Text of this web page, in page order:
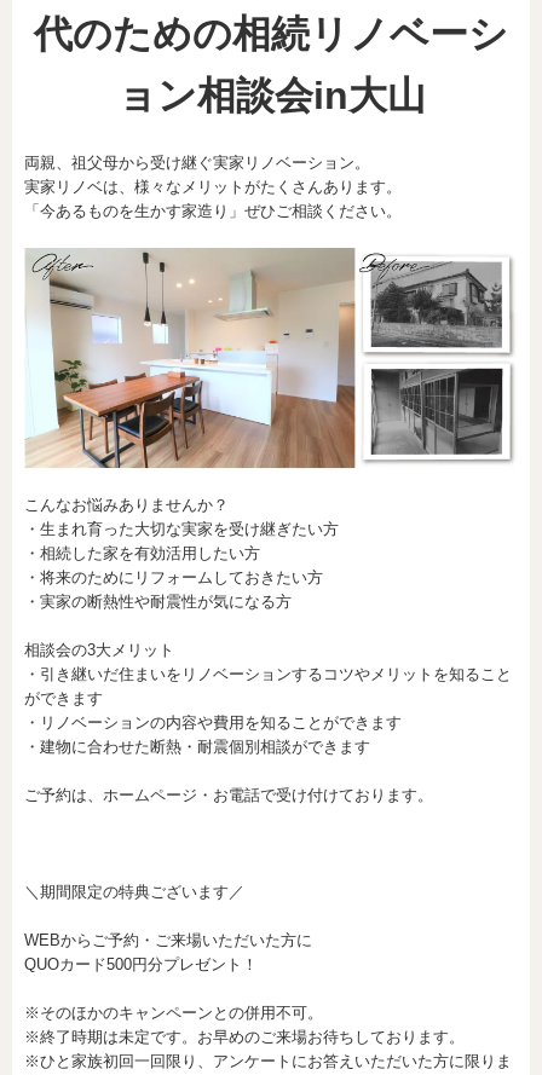
代のための相続リノベーシ
ョン相談会in大山
両親、祖父母から受け継ぐ実家リノベーション。
実家リノベは、様々なメリットがたくさんあります。
「今あるものを生かす家造り」ぜひご相談ください。
こんなお悩みありませんか？
・生まれ育った大切な実家を受け継ぎたい方
・相続した家を有効活用したい方
・将来のためにリフォームしておきたい方
・実家の断熱性や耐震性が気になる方
相談会の3大メリット
・引き継いだ住まいをリノベーションするコツやメリットを知ること
ができます
・リノベーションの内容や費用を知ることができます
・建物に合わせた断熱・耐震個別相談ができます
ご予約は、ホームページ・お電話で受け付けております。
＼期間限定の特典ございます／
WEBからご予約・ご来場いただいた方に
QUOカード500円分プレゼント！
※そのほかのキャンペーンとの併用不可。
※終了時期は未定です。お早めのご来場お待ちしております。
※ひと家族初回一回限り、アンケートにお答えいただいた方に限りま